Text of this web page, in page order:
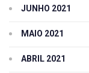
JUNHO 2021
MAIO 2021
ABRIL 2021